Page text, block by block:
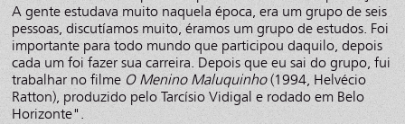
A gente estudava muito naquela época, era um grupo de seis
pessoas, discutíamos muito, éramos um grupo de estudos. Foi
importante para todo mundo que participou daquilo, depois
cada um foi fazer sua carreira. Depois que eu sai do grupo, fui
trabalhar no filme O Menino Maluquinho(1994, Helvécio
Ratton), produzido pelo Tarcísio Vidigal e rodado em Belo
Horizonte".